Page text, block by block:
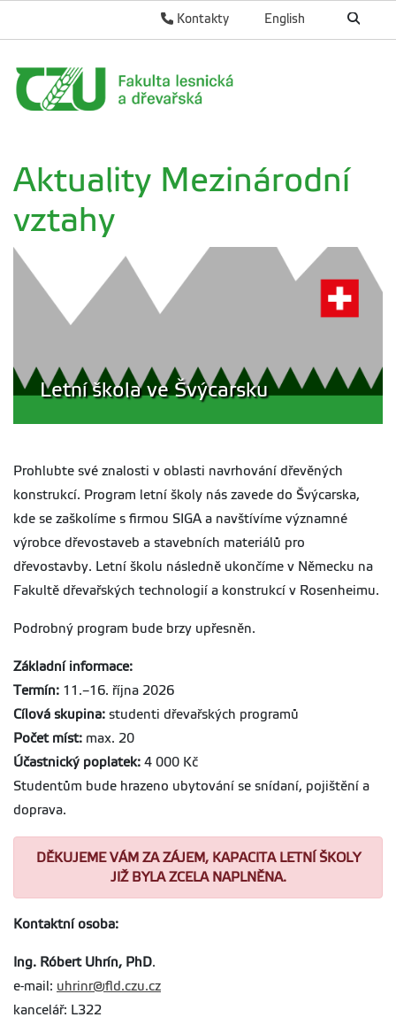
English
Kontakty
Aktuality Mezinárodní
vztahy
Letní škola ve Švýcarsku
Prohlubte své znalosti v oblasti navrhování dřevěných
konstrukcí. Program letní školy nás zavede do Švýcarska,
kde se zaškolíme s firmou SIGA a navštívíme významné
výrobce dřevostaveb a stavebních materiálů pro
dřevostavby. Letní školu následně ukončíme v Německu na
Fakultě dřevařských technologií a konstrukcí v Rosenheimu.
Podrobný program bude brzy upřesněn.
Základní informace:
Termín: 11.–16. října 2026
Cílová skupina: studenti dřevařských programů
Počet míst: max. 20
Účastnický poplatek: 4 000 Kč
Studentům bude hrazeno ubytování se snídaní, pojištění a
doprava.
DĚKUJEME VÁM ZA ZÁJEM, KAPACITA LETNÍ ŠKOLY
JIŽ BYLA ZCELA NAPLNĚNA.
Kontaktní osoba:
Ing. Róbert Uhrín, PhD.
e-mail: uhrinr@fld.czu.cz
kancelář: L322